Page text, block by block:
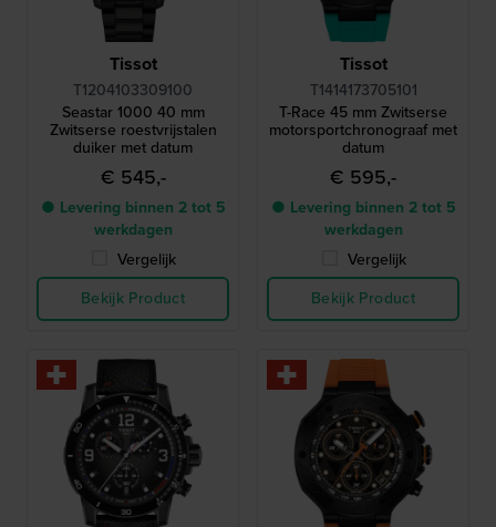
Tissot
T1204103309100
Seastar 1000 40 mm
Zwitserse roestvrijstalen
duiker met datum
€ 545,-
● Levering binnen 2 tot 5
werkdagen
Vergelijk
Bekijk Product
Tissot
T1414173705101
T-Race 45 mm Zwitserse
motorsportchronograaf met
datum
€ 595,-
● Levering binnen 2 tot 5
werkdagen
Vergelijk
Bekijk Product